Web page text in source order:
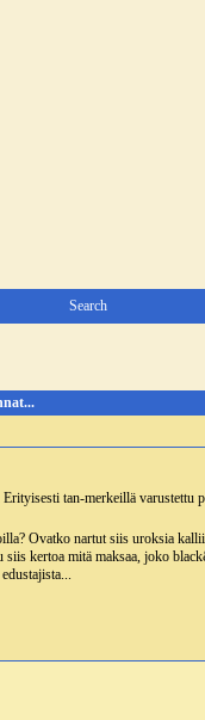
Search
tan-merkeillä
Ovatko nartut siis uroksia
kertoa mitä maksaa, joko